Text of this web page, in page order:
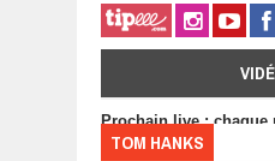
Prochain live : chaque
TOM HANKS